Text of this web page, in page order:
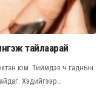
тайлаарай
юм. Тиймдээ ч гаднын
Хэдийгээр…